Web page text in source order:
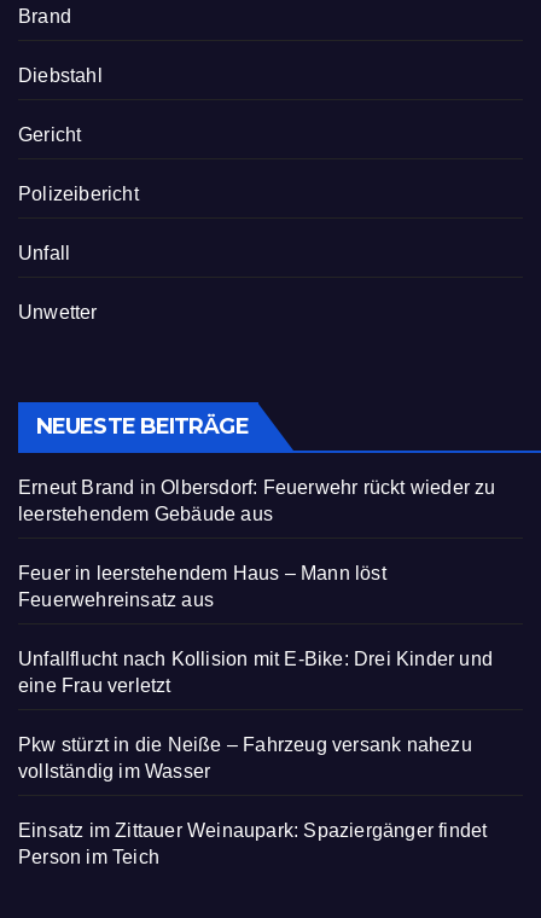
Brand
Diebstahl
Gericht
Polizeibericht
Unfall
Unwetter
NEUESTE BEITRÄGE
Erneut Brand in Olbersdorf: Feuerwehr rückt wieder zu
leerstehendem Gebäude aus
Feuer in leerstehendem Haus – Mann löst
Feuerwehreinsatz aus
Unfallflucht nach Kollision mit E-Bike: Drei Kinder und
eine Frau verletzt
Pkw stürzt in die Neiße – Fahrzeug versank nahezu
vollständig im Wasser
Einsatz im Zittauer Weinaupark: Spaziergänger findet
Person im Teich